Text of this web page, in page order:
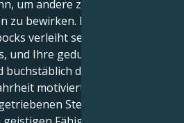
um andere zu erheben und
zu bewirken. Das hohe Maß
verleiht seinem Tier einen
und Ihre geduldige
durch
motiviert.
Steinbock-Sonne in